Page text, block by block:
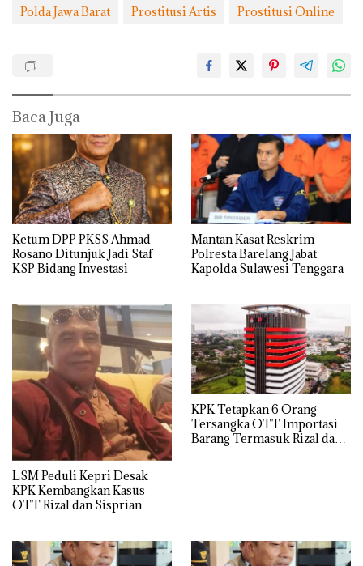
Polda Jawa Barat Prostitusi Artis Prostitusi Online
Baca Juga
Ketum DPP PKSS Ahmad
Rosano Ditunjuk Jadi Staf
KSP Bidang Investasi
Mantan Kasat Reskrim
Polresta Barelang Jabat
Kapolda Sulawesi Tenggara
LSM Peduli Kepri Desak
KPK Kembangkan Kasus
OTT Rizal dan Sisprian
KPK Tetapkan 6 Orang
Tersangka OTT Importasi
Barang Termasuk Rizal dan